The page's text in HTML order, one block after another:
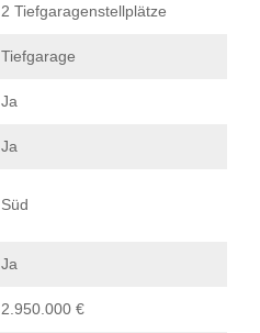
2 Tiefgaragenstellplätze
Tiefgarage
Ja
Ja
Süd
Ja
2.950.000 €